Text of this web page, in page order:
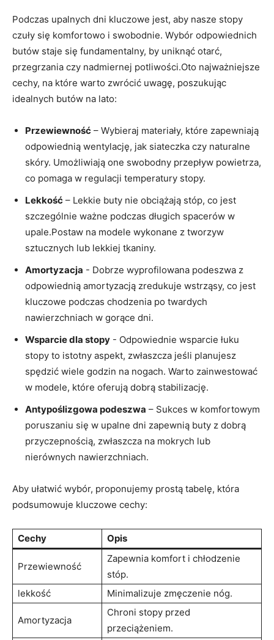
Podczas upalnych‌ dni‌ kluczowe ⁣jest, aby nasze stopy
czuły się komfortowo i swobodnie. Wybór odpowiednich
butów staje się fundamentalny, by uniknąć⁢ otarć,
przegrzania czy nadmiernej potliwości.Oto najważniejsze
cechy,⁢ na⁢ które warto zwrócić uwagę, poszukując
idealnych butów⁢ na lato:
Przewiewność – Wybieraj materiały, ​które zapewniają
‍odpowiednią⁢ wentylację, jak⁤ siateczka ‌czy naturalne
skóry. Umożliwiają one swobodny ‌przepływ powietrza,⁣
co pomaga w regulacji temperatury stopy.
Lekkość – Lekkie buty nie obciążają stóp,⁣ co⁤ jest
szczególnie ​ważne podczas długich spacerów w
upale.Postaw na modele wykonane​ z tworzyw
sztucznych ‍lub lekkiej tkaniny.
Amortyzacja ⁤-‍ Dobrze‌ wyprofilowana podeszwa z
odpowiednią amortyzacją zredukuje wstrząsy, co jest
⁣kluczowe‌ podczas chodzenia po twardych
nawierzchniach w⁢ gorące dni.
Wsparcie dla stopy ⁢- Odpowiednie wsparcie łuku
stopy​ to istotny aspekt, ‍zwłaszcza jeśli planujesz
spędzić⁣ wiele godzin na nogach. Warto zainwestować
w modele, które ‌oferują dobrą stabilizację.
Antypoślizgowa podeszwa – Sukces w komfortowym⁣
poruszaniu się⁤ w upalne dni ‌zapewnią buty z‌ dobrą
przyczepnością, zwłaszcza na mokrych lub
nierównych ‍nawierzchniach.
Aby ułatwić wybór, proponujemy prostą tabelę, która
podsumowuje‌ kluczowe‍ cechy:
Cechy Opis
Przewiewność
Zapewnia⁤ komfort ​i chłodzenie
stóp.
lekkość
Minimalizuje zmęczenie nóg.
Amortyzacja
Chroni stopy przed‍
przeciążeniem.